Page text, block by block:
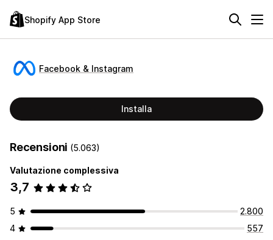
Shopify App Store
Facebook & Instagram
Installa
Recensioni (5.063)
Valutazione complessiva
3,7
5
2.800
4
557